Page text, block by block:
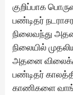
குறிப்பாக
பண்டிதர்
நிலைவந்து
நிலையில்
அதனை
பண்டிதர்
காணிகளை